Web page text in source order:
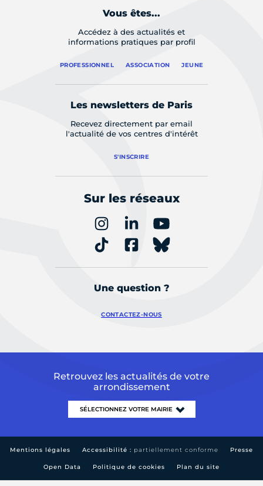
Vous êtes...
Accédez à des actualités et
informations pratiques par profil
PROFESSIONNEL ASSOCIATION JEUNE
Les newsletters de Paris
Recevez directement par email
l'actualité de vos centres d'intérêt
S'INSCRIRE
Sur les réseaux
Une question ?
CONTACTEZ-NOUS
Retrouvez les actualités de votre
arrondissement
Mentions légales Accessibilité : partiellement conforme Presse
Open Data Politique de cookies Plan du site